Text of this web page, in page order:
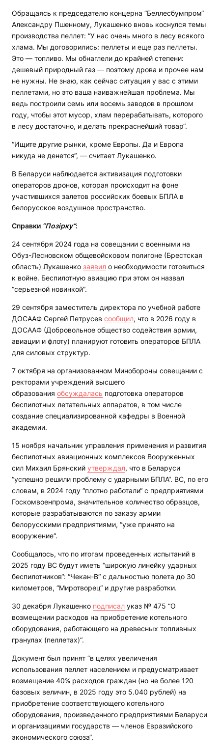
Обращаясь к председателю концерна “Беллесбумпром“
Александру Пшенному, Лукашенко вновь коснулся темы
производства пеллет: “У нас очень много в лесу всякого
хлама. Мы договорились: пеллеты и еще раз пеллеты.
Это — топливо. Мы обнаглели до крайней степени:
дешевый природный газ — поэтому дрова и прочее нам
не нужны. Не знаю, как сейчас ситуация у вас с этими
пеллетами, но это ваша наиважнейшая проблема. Мы
ведь построили семь или восемь заводов в прошлом
году, чтобы этот мусор, хлам перерабатывать, которого
в лесу достаточно, и делать прекраснейший товар“.
“Ищите другие рынки, кроме Европы. Да и Европа
никуда не денется“, — считает Лукашенко.
В Беларуси наблюдается активизация подготовки
операторов дронов, которая происходит на фоне
участившихся залетов российских боевых БПЛА в
белорусское воздушное пространство.
Справки “Позірку“:
24 сентября 2024 года на совещании с военными на
Обуз-Лесновском общевойсковом полигоне (Брестская
область) Лукашенко заявил о необходимости готовиться
к войне. Беспилотную авиацию при этом он назвал
“серьезной новинкой”.
29 сентября заместитель директора по учебной работе
ДОСААФ Сергей Петрусев сообщил, что в 2026 году в
ДОСААФ (Добровольное общество содействия армии,
авиации и флоту) планируют готовить операторов БПЛА
для силовых структур.
7 октября на организованном Минобороны совещании с
ректорами учреждений высшего
образования обсуждалась подготовка операторов
беспилотных летательных аппаратов, в том числе
создание специализированной кафедры в Военной
академии.
15 ноября начальник управления применения и развития
беспилотных авиационных комплексов Вооруженных
сил Михаил Брянский утверждал, что в Беларуси
“успешно решили проблему с ударными БПЛА“. ВС, по его
словам, в 2024 году “плотно работали“ с предприятиями
Госкомвоенпрома, значительное количество образцов,
которые разрабатываются по заказу армии
белорусскими предприятиями, “уже принято на
вооружение“.
Сообщалось, что по итогам проведенных испытаний в
2025 году ВС будут иметь “широкую линейку ударных
беспилотников“: “Чекан-В“ с дальностью полета до 30
километров, “Миротворец“ и другие разработки.
30 декабря Лукашенко подписал указ № 475 “О
возмещении расходов на приобретение котельного
оборудования, работающего на древесных топливных
гранулах (пеллетах)“.
Документ был принят “в целях увеличения
использования пеллет населением и предусматривает
возмещение 40% расходов граждан (но не более 120
базовых величин, в 2025 году это 5.040 рублей) на
приобретение соответствующего котельного
оборудования, произведенного предприятиями Беларуси
и организациями государств — членов Евразийского
экономического союза“.